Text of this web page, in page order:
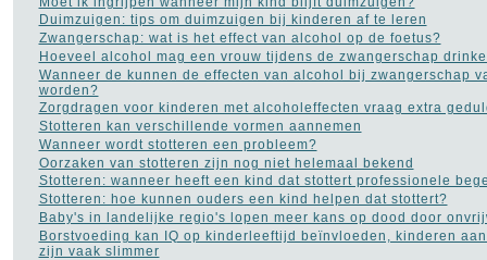
Kanker(113)
kataract(5)
Kinderziekten(17)
Koorts(12)
Leukemie(9)
LMD Leeftijdsgebonden
maculadegeneratie(2)
Longkanker(27)
Longontsteking (8)
Lyme(8)
Manisch-depressiviteit(11)
Masturbatie(6)
Migraine(24)
MS - Multiple Sclerose
(34)
Duimzuigen: tips om duimzuigen bij kinderen af te leren
Zwangerschap: wat is het effect van alcohol op de foetus?
Hoeveel alcohol mag een vrouw tijdens de zwangerschap
Wanneer de kunnen de effecten van alcohol bij zwangerschap
worden?
Zorgdragen voor kinderen met alcoholeffecten vraag extra
Stotteren kan verschillende vormen aannemen
Wanneer wordt stotteren een probleem?
Oorzaken van stotteren zijn nog niet helemaal bekend
Stotteren: wanneer heeft een kind dat stottert professionele
Stotteren: hoe kunnen ouders een kind helpen dat stottert?
Baby's in landelijke regio's lopen meer kans op dood door
Borstvoeding kan IQ op kinderleeftijd beïnvloeden, kinderen
zijn vaak slimmer